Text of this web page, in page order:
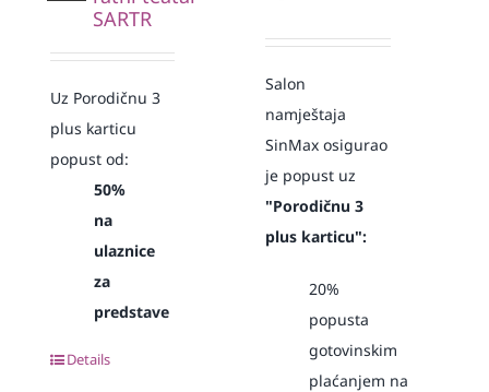
SARTR
Uz Porodičnu 3
plus karticu
popust od:
50%
na
ulaznice
za
predstave
Details
Salon
namještaja
SinMax osigurao
je popust uz
"Porodičnu 3
plus karticu":
20%
popusta
gotovinskim
plaćanjem na